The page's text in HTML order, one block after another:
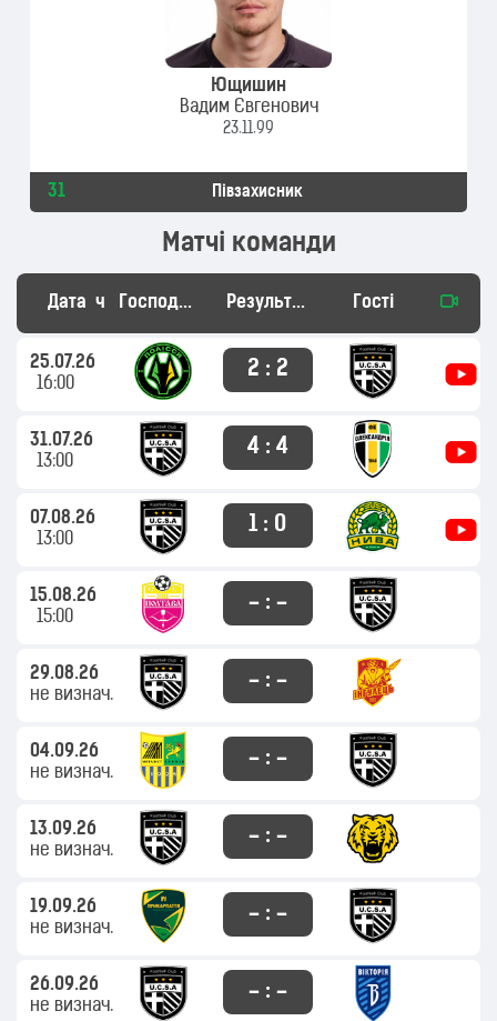
Ющишин
Вадим Євгенович
23.11.99
31 Півзахисник
Матчі команди
Дата час Господарі Результат Гості
25.07.26
16:00
2 : 2
31.07.26
13:00
4 : 4
07.08.26
13:00
1 : 0
15.08.26
15:00
– : –
29.08.26
не визнач.
– : –
04.09.26
не визнач.
– : –
13.09.26
не визнач.
– : –
19.09.26
не визнач.
– : –
26.09.26
не визнач.
– : –